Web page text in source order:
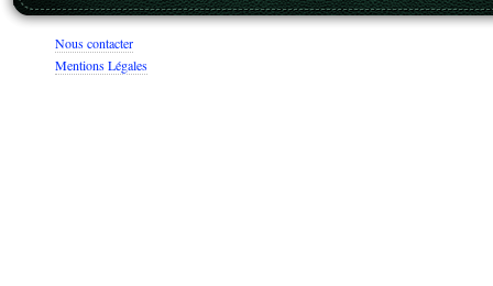
Nous contacter
Mentions Légales